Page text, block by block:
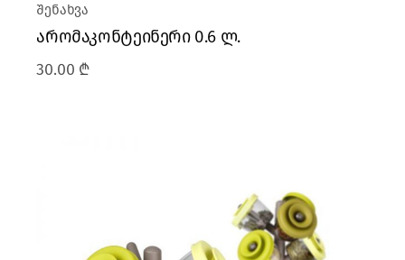
შენახვა
არომაკონტეინერი 0.6 ლ.
30.00 ₾